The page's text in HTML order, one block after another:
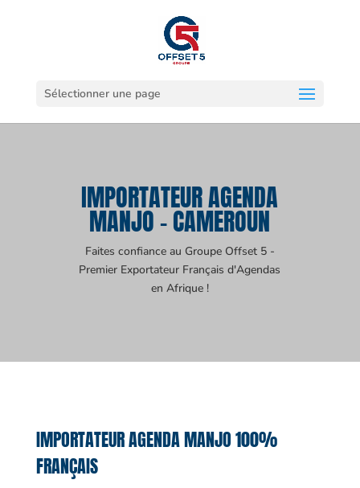
Sélectionner une page
IMPORTATEUR AGENDA
MANJO - CAMEROUN
Faites confiance au Groupe Offset 5 -
Premier Exportateur Français d'Agendas
en Afrique !
IMPORTATEUR AGENDA MANJO 100%
FRANÇAIS